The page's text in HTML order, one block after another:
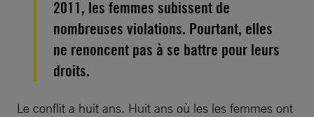
2011, les femmes subissent de
nombreuses violations. Pourtant, elles
ne renoncent pas à se battre pour leurs
droits.
Le conflit a huit ans. Huit ans où les les femmes ont